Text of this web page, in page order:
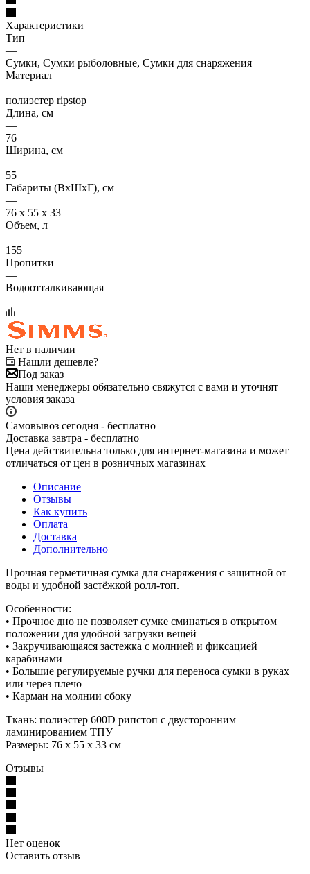
Характеристики
Тип
—
Сумки, Сумки рыболовные, Сумки для снаряжения
Материал
—
полиэстер ripstop
Длина, см
—
76
Ширина, см
—
55
Габариты (ВхШхГ), см
—
76 x 55 x 33
Объем, л
—
155
Пропитки
—
Водоотталкивающая
Нет в наличии
Нашли дешевле?
Под заказ
Наши менеджеры обязательно свяжутся с вами и уточнят
условия заказа
Самовывоз сегодня - бесплатно
Доставка завтра - бесплатно
Цена действительна только для интернет-магазина и может
отличаться от цен в розничных магазинах
Описание
Отзывы
Как купить
Оплата
Доставка
Дополнительно
Прочная герметичная сумка для снаряжения с защитной от
воды и удобной застёжкой ролл-топ.
Особенности:
• Прочное дно не позволяет сумке сминаться в открытом
положении для удобной загрузки вещей
• Закручивающаяся застежка с молнией и фиксацией
карабинами
• Большие регулируемые ручки для переноса сумки в руках
или через плечо
• Карман на молнии сбоку
Ткань: полиэстер 600D рипстоп с двусторонним
ламинированием ТПУ
Размеры: 76 x 55 x 33 см
Отзывы
Нет оценок
Оставить отзыв